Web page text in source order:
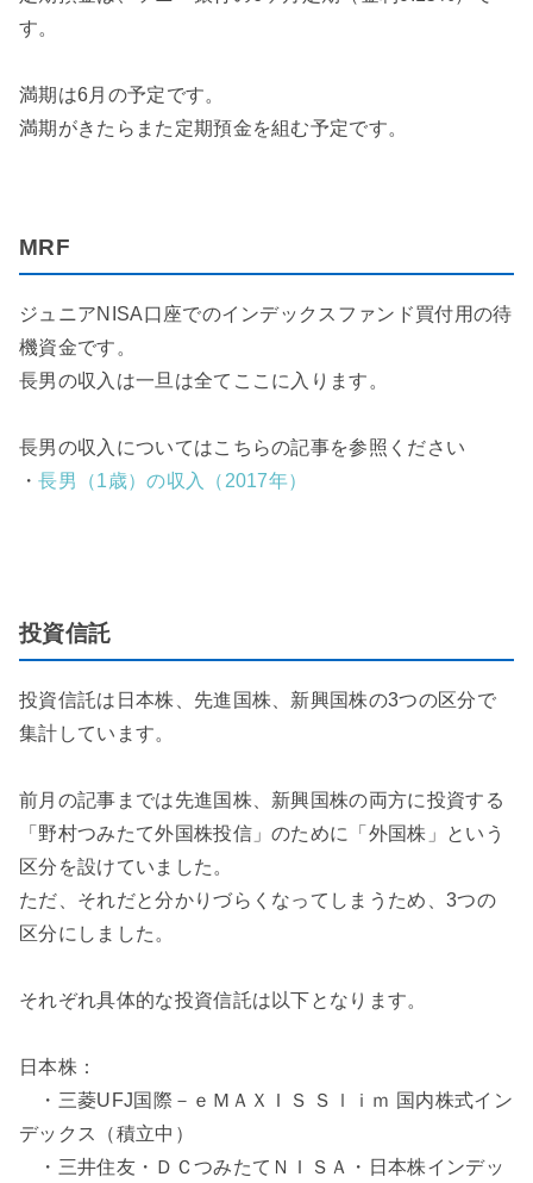
す。
満期は6月の予定です。
満期がきたらまた定期預金を組む予定です。
MRF
ジュニアNISA口座でのインデックスファンド買付用の待
機資金です。
長男の収入は一旦は全てここに入ります。
長男の収入についてはこちらの記事を参照ください
・長男（1歳）の収入（2017年）
投資信託
投資信託は日本株、先進国株、新興国株の3つの区分で
集計しています。
前月の記事までは先進国株、新興国株の両方に投資する
「野村つみたて外国株投信」のために「外国株」という
区分を設けていました。
ただ、それだと分かりづらくなってしまうため、3つの
区分にしました。
それぞれ具体的な投資信託は以下となります。
日本株：
・三菱UFJ国際－ｅＭＡＸＩＳ Ｓｌｉｍ 国内株式イン
デックス（積立中）
・三井住友・ＤＣつみたてＮＩＳＡ・日本株インデッ